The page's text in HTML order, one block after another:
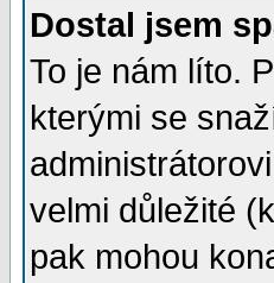
Dostal jsem
To je nám líto.
kterými se
velmi důležité
pak mohou